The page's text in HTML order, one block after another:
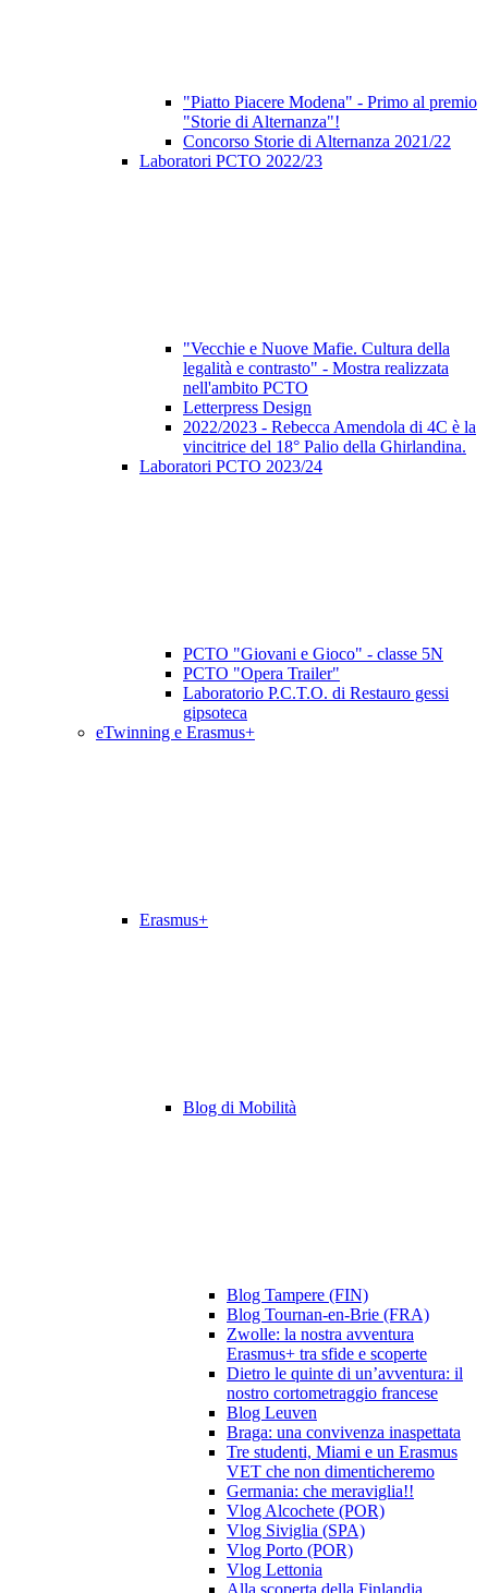
"Piatto Piacere Modena" - Primo al premio
"Storie di Alternanza"!
Concorso Storie di Alternanza 2021/22
Laboratori PCTO 2022/23
"Vecchie e Nuove Mafie. Cultura della
legalità e contrasto" - Mostra realizzata
nell'ambito PCTO
Letterpress Design
2022/2023 - Rebecca Amendola di 4C è la
vincitrice del 18° Palio della Ghirlandina.
Laboratori PCTO 2023/24
PCTO "Giovani e Gioco" - classe 5N
PCTO "Opera Trailer"
Laboratorio P.C.T.O. di Restauro gessi
gipsoteca
eTwinning e Erasmus+
Erasmus+
Blog di Mobilità
Blog Tampere (FIN)
Blog Tournan-en-Brie (FRA)
Zwolle: la nostra avventura
Erasmus+ tra sfide e scoperte
Dietro le quinte di un’avventura: il
nostro cortometraggio francese
Blog Leuven
Braga: una convivenza inaspettata
Tre studenti, Miami e un Erasmus
VET che non dimenticheremo
Germania: che meraviglia!!
Vlog Alcochete (POR)
Vlog Siviglia (SPA)
Vlog Porto (POR)
Vlog Lettonia